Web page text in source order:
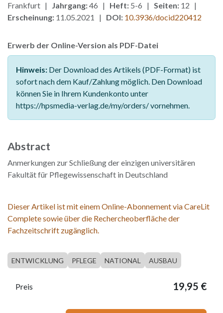
Frankfurt | Jahrgang:46 | Heft: 5-6 | Seiten: 12 |
Erscheinung: 11.05.2021 | DOI: 10.3936/docid220412
Erwerb der Online-Version als PDF-Datei
Hinweis: Der Download des Artikels (PDF-Format) ist
sofort nach dem Kauf/Zahlung möglich. Den Download
können Sie in Ihrem Kundenkonto unter
https://hpsmedia-verlag.de/my/orders/ vornehmen.
Abstract
Anmerkungen zur Schließung der einzigen universitären
Fakultät für Pflegewissenschaft in Deutschland
Dieser Artikel ist mit einem Online-Abonnement via CareLit
Complete sowie über die Rechercheoberfläche der
Fachzeitschrift zugänglich.
ENTWICKLUNG PFLEGE NATIONAL AUSBAU
Preis 19,95 €